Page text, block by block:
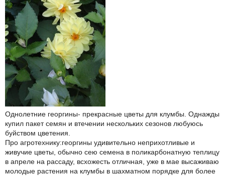
Однолетние георгины- прекрасные цветы для клумбы. Однажды
купил пакет семян и втечении нескольких сезонов любуюсь
буйством цветения.
Про агротехнику:георгины удивительно неприхотливые и
живучие цветы, обычно сею семена в поликарбонатную теплицу
в апреле на рассаду, всхожесть отличная, уже в мае высаживаю
молодые растения на клумбы в шахматном порядке для более